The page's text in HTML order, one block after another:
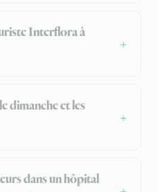
Interflora à
dimanche et les
dans un hôpital